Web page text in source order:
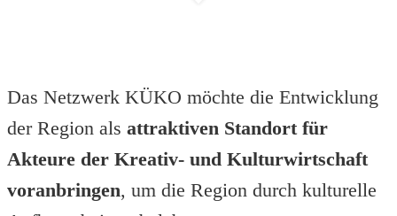
Das Netzwerk KÜKO möchte die Entwicklung
der Region als attraktiven Standort für
Akteure der Kreativ- und Kulturwirtschaft
voranbringen, um die Region durch kulturelle